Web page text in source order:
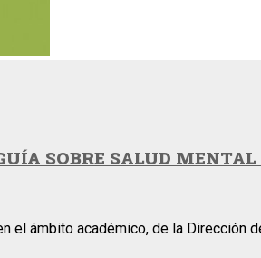
SOBRE SALUD
el ámbito académico, de la Dirección